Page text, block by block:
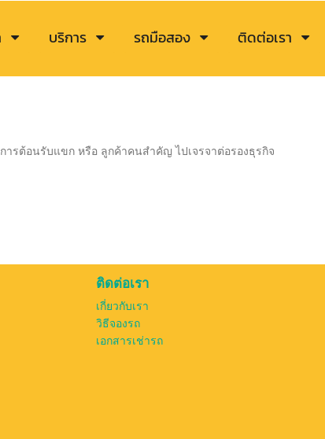
บริการ รถมือสอง ติดต่อเรา
การต้อนรับแขก หรือ ลูกค้าคนสำคัญ ไปเจรจาต่อรองธุรกิจ
ติดต่อเรา
เกี่ยวกับเรา
วิธีจองรถ
เอกสารเช่ารถ